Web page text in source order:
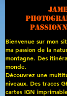
Bienvenue sur mon
ma passion de la
montagne. Des
monde.
Découvrez une
niveaux. Des traces
cartes IGN